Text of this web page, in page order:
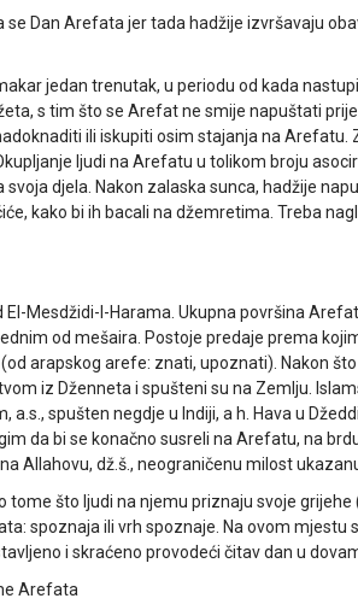
Dan Arefata jer tada hadžije izvršavaju
jedan trenutak, u periodu od kada
s tim što se Arefat ne smije napuštati
ili iskupiti osim stajanja na Arefatu.
ljudi na Arefatu u tolikom broju
djela. Nakon zalaska sunca, hadžije
kako bi ih bacali na džemretima. Treba
Mesdžidi-l-Harama. Ukupna površina
od mešaira. Postoje predaje prema
arapskog arefe: znati, upoznati). Nakon
iz Dženneta i spušteni su na Zemlju.
a.s., spušten negdje u Indiji, a h. Hava u
da bi se konačno susreli na Arefatu, na
Allahovu, dž.š., neograničenu milost
tome što ljudi na njemu priznaju svoje
spoznaja ili vrh spoznaje. Na ovom mjestu
i skraćeno provodeći čitav dan u
Arefata